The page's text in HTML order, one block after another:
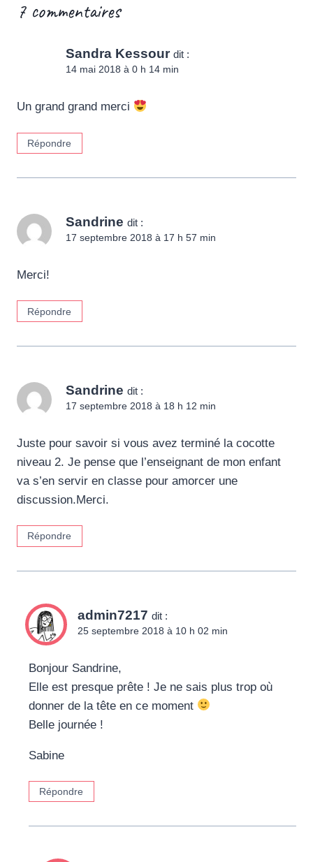
7 commentaires
Sandra Kessour dit :
14 mai 2018 à 0 h 14 min
Un grand grand merci
Répondre
Sandrine dit :
17 septembre 2018 à 17 h 57 min
Merci!
Répondre
Sandrine dit :
17 septembre 2018 à 18 h 12 min
Juste pour savoir si vous avez terminé la cocotte
niveau 2. Je pense que l’enseignant de mon enfant
va s’en servir en classe pour amorcer une
discussion.Merci.
Répondre
admin7217 dit :
25 septembre 2018 à 10 h 02 min
Bonjour Sandrine,
Elle est presque prête ! Je ne sais plus trop où
donner de la tête en ce moment
Belle journée !
Sabine
Répondre